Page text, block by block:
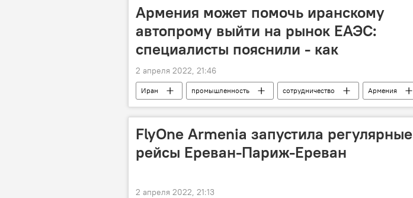
Армения может помочь иранскому
автопрому выйти на рынок ЕАЭС:
специалисты пояснили - как
2 апреля 2022, 21:46
Иран промышленность сотрудничество
Армения
армяно-иранское сотрудничество
автомобиль
FlyOne Armenia запустила регулярные
рейсы Ереван-Париж-Ереван
2 апреля 2022, 21:13